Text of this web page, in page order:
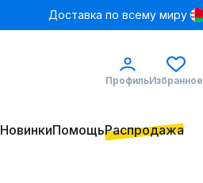
Доставка по всему миру
ПрофильИзбранное
НовинкиПомощьРаспродажа